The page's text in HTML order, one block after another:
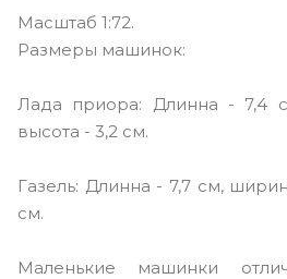
Масштаб 1:72.
Размеры машинок:
Лада приора: Длинна - 7,4
высота - 3,2 см.
Газель: Длинна - 7,7 см,
см.
Маленькие машинки